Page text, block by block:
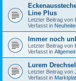
Line Plus
Letzter Beitrag von
Verfasst in
Immer noch
Letzter Beitrag von
Verfasst in
Lurem
Letzter Beitrag von
Verfasst in